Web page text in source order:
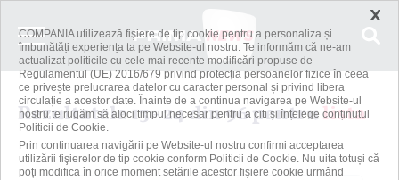
Rezultatele 13 - 24 din 96 pentrulista
×
COMPANIA utilizează fişiere de tip cookie pentru a personaliza și
îmbunătăți experiența ta pe Website-ul nostru. Te informăm că ne-am
actualizat politicile cu cele mai recente modificări propuse de
Regulamentul (UE) 2016/679 privind protecția persoanelor fizice în ceea
ce privește prelucrarea datelor cu caracter personal și privind libera
circulație a acestor date. Înainte de a continua navigarea pe Website-ul
nostru te rugăm să aloci timpul necesar pentru a citi și înțelege conținutul
Politicii de Cookie.
Prin continuarea navigării pe Website-ul nostru confirmi acceptarea
utilizării fişierelor de tip cookie conform Politicii de Cookie. Nu uita totuși că
poți modifica în orice moment setările acestor fişiere cookie urmând